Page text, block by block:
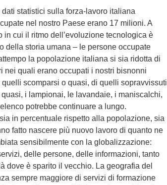
statistici sulla forza-lavoro italiana
nel nostro Paese erano 17 milioni. A
cui il ritmo dell’evoluzione tecnologica è
della storia umana – le persone occupate
la popolazione italiana si sia ridotta di
nei quali erano occupati i nostri bisnonni
scomparsi o quasi, di quelli sopravvissuti
i lampionai, le lavandaie, i maniscalchi,
potrebbe continuare a lungo.
in percentuale rispetto alla popolazione, sia
fatto nascere più nuovo lavoro di quanto ne
sensibilmente con la globalizzazione:
delle persone, delle informazioni, tanto
dove è sparito il vecchio. La geografia del
sempre maggiore di servizi di formazione